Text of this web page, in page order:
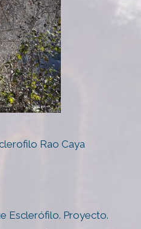
Rao Caya
Esclerófilo. Proyecto.